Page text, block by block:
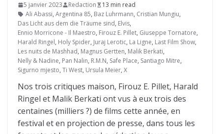
5 janvier 2023 Redaction
13 min read
Ali Abassi, Argentina 85, Baz Luhrmann, Cristian Mungiu,
Das Licht aus dem die Träume sind, Elvis,
Ennio Morricone - Il Maestro, Firouz E. Pillet, Giuseppe Tornatore,
Harald Ringel, Holy Spider, Juraj Lerotic, La Ligne, Last Film Show,
Les nuits de Mashhad, Magnus Gertten, Malik Berkati,
Nelly & Nadine, Pan Nalin, R.M.N, Safe Place, Santiago Mitre,
Sigurno mjesto, Ti West, Ursula Meier, X
Nos trois critiques maison, Firouz E. Pillet, Harald
Ringel et Malik Berkati ont vus à eux trois des
centaines (milliers ?) de films cette année, en
festival et en projection de presse, dans tous les